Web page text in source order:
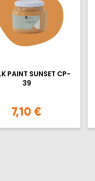
PAINT SUNSET CP-
39
7,10 €